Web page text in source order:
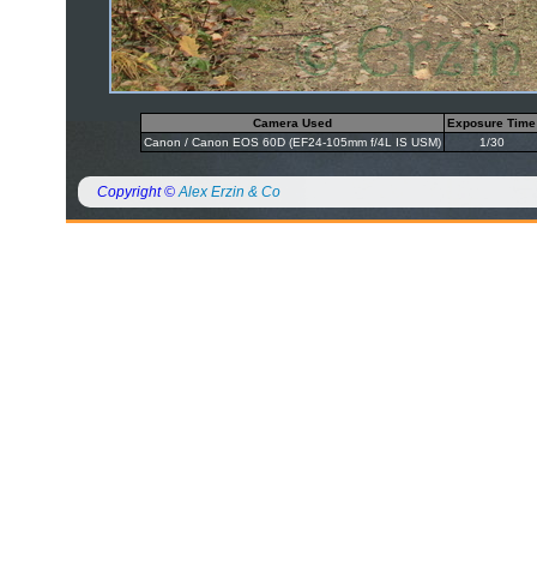
Camera Used
Exposure Time
Canon / Canon EOS 60D (EF24-105mm f/4L IS USM)
1/30
Copyright ©Alex Erzin & Co